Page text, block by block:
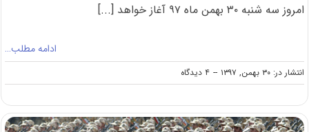
امروز سه شنبه ۳۰ بهمن ماه ۹۷ آغاز خواهد [...]
ادامه مطلب…
انتشار در: ۳۰ بهمن, ۱۳۹۷ -- ۴ دیدگاه
on
آغاز
نام
کنکور